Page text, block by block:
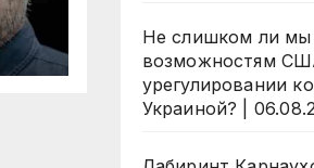
Не слишком ли мы
возможностям
урегулировании
Украиной? |